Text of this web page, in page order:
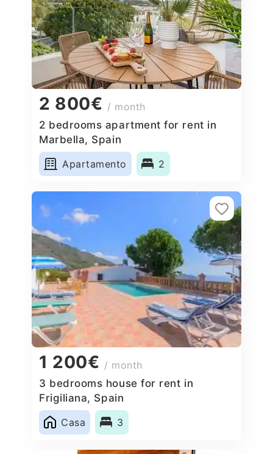
2 800€ / month
2 bedrooms apartment for rent in
Marbella, Spain
Apartamento
2
1 200€ / month
3 bedrooms house for rent in
Frigiliana, Spain
Casa
3